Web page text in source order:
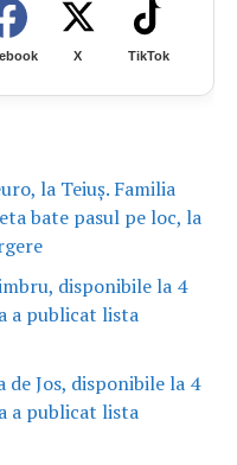
X TikTok
la Teiuș. Familia
bate pasul pe loc, la
disponibile la 4
a publicat lista
Jos, disponibile la 4
a publicat lista